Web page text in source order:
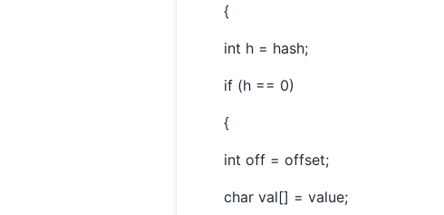
{
int h = hash;
if (h == 0)
{
int off = offset;
char val[] = value;